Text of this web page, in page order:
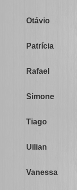
Otávio
Patrícia
Rafael
Simone
Tiago
Uilian
Vanessa